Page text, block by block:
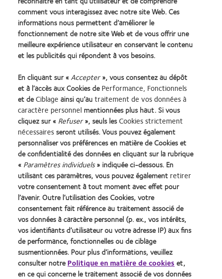
À bientôt !
Catherine Kaczmarek, Professional Affairs Manager
Si vous souhaitez réagir à cette chronique, n'hésitez pas à
envoyer un e-mail à l'adresse suivante :
ckaczmarek@coopervision.be
More Blog Posts
Learn
more
about
Récompense
Silmo
d’Or
du
meilleur
produit
pour
Learn
more
about
Contact
Lens
Product
of
the
Year
(2013)
Learn
more
about
2012
&
2010
Best
Companies
for
Leaders
Learn
more
about
2011
Best
Factory
Awards
(2011)
Learn
more
about
ODMA
2011
(2011)
Learn
more
2012
REBRAND
100®
Award
(2012)
Practitioner Home
Contact
Conditions d'utilisation
Cookies
Politique de confidentialité
Accéder à l'espace
consommateurs
Gérer les préférences relatives
au consentement
comment vous interagissez avec notre site Web. Ces
informations nous permettent d’améliorer le
fonctionnement de notre site Web et de vous offrir une
meilleure expérience utilisateur en conservant le contenu
et les publicités qui répondent à vos besoins.
En cliquant sur «Accepter», vous consentez au dépôt
et à l’accès aux Cookies dePerformance, Fonctionnels
et deCiblage ainsi qu’autraitement de vos données à
caractère personnel mentionnées plus haut. Si vous
cliquez sur « Refuser», seuls lesCookies strictement
nécessairesseront utilisés. Vous pouvez également
personnaliser vos préférences en matière de Cookies et
de confidentialité des données en cliquant sur la rubrique
« Paramètres individuels» indiquée ci-dessous. En
utilisant ces paramètres, vous pouvez également retirer
votre consentement à tout moment avec effet pour
l’avenir. Outre l’utilisation des Cookies, votre
consentement fait référence au traitement associé de
vos données à caractère personnel (p. ex., vos intérêts,
vos identifiants d’utilisateur ou votre adresse IP) aux fins
de performance, fonctionnelles ou de ciblage
susmentionnées. Pour plus d’informations, veuillez
consulter notrePolitique en matière de cookieset,
en ce qui concerne le traitement associé de vos données